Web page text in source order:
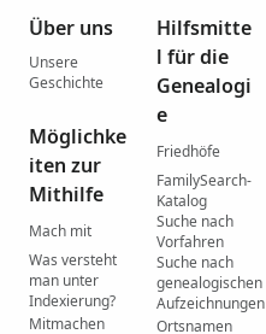
Über uns
Unsere
Geschichte
Möglichke
iten zur
Mithilfe
Mach mit
Was versteht
man unter
Indexierung?
Mitmachen
Hilfsmitte
l für die
Genealogi
e
Friedhöfe
FamilySearch-
Katalog
Suche nach
Vorfahren
Suche nach
genealogischen
Aufzeichnungen
Ortsnamen